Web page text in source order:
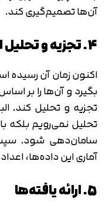
آن‌ها تصمیم‌گیری کند.
4. تجزیه و تحلیل اطلاعات
اکنون زمان آن رسیده
بگیرد و آن‌ها را بر
تجزیه و تحلیل کند.
تحلیل نمی‌رویم بلکه
سامان‌دهی شود.
آماری این داده‌ها، اعداد
5. ارائه یافته‌ها